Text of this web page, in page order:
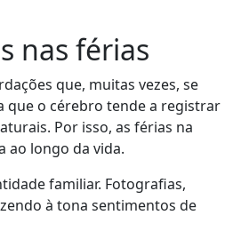
nas férias
que, muitas vezes, se
que o cérebro tende a registrar
Por isso, as férias na
ao longo da vida.
familiar. Fotografias,
à tona sentimentos de